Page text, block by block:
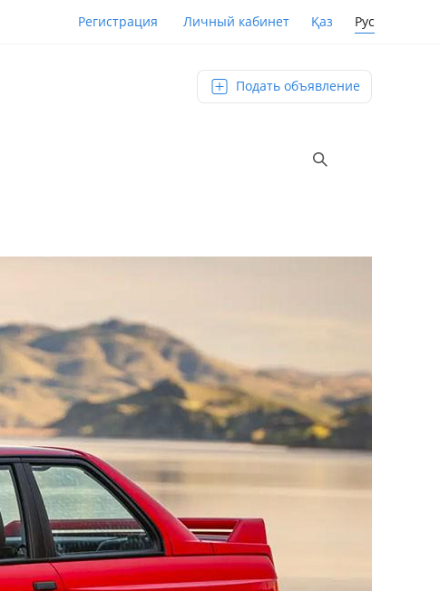
Регистрация Личный кабинет Қаз Рус
Подать объявление